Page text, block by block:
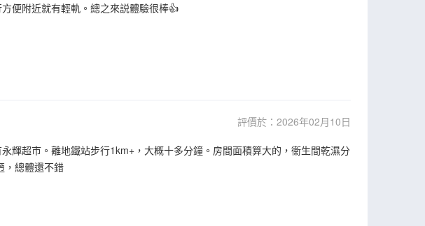
便附近就有輕軌。總之來説體驗很棒👍
評價於：2026年02月10日
輝超市。離地鐵站步行1km+，大概十多分鐘。房間面積算大的，衞生間乾濕分
，總體還不錯